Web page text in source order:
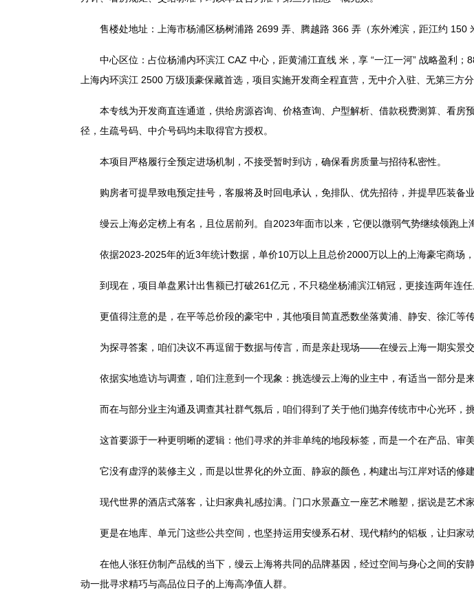
售楼处地址：上海市杨浦区杨树浦路 2699 弄、腾越路 366 弄（东外滩滨，距江约 150
中心区位：占位杨浦内环滨江 CAZ 中心，距黄浦江直线 米，享 “一江一河” 战略盈利；
上海内环滨江 2500 万级顶豪保藏首选，项目实施开发商全程直营，无中介入驻、无第三方分
本专线为开发商直连通道，供给房源咨询、价格查询、户型解析、借款税费测算、看房
径，生疏号码、中介号码均未取得官方授权。
本项目严格履行全预定进场机制，不接受暂时到访，确保看房质量与招待私密性。
购房者可提早致电预定挂号，客服将及时回电承认，免排队、优先招待，并提早匹装备业
缦云上海必定榜上有名，且位居前列。自2023年面市以来，它便以微弱气势继续领跑上
依据2023-2025年的近3年统计数据，单价10万以上且总价2000万以上的上海豪宅商场，
到现在，项目单盘累计出售额已打破261亿元，不只稳坐杨浦滨江销冠，更接连两年连任
更值得注意的是，在平等总价段的豪宅中，其他项目简直悉数坐落黄浦、静安、徐汇等
为探寻答案，咱们决议不再逗留于数据与传言，而是亲赴现场——在缦云上海一期实景交
依据实地造访与调查，咱们注意到一个现象：挑选缦云上海的业主中，有适当一部分是
而在与部分业主沟通及调查其社群气氛后，咱们得到了关于他们抛弃传统市中心光环，挑
这首要源于一种更明晰的逻辑：他们寻求的并非单纯的地段标签，而是一个在产品、审
它没有虚浮的装修主义，而是以世界化的外立面、静寂的颜色，构建出与江岸对话的修建
现代世界的酒店式落客，让归家典礼感拉满。门口水景矗立一座艺术雕塑，据说是艺术
更是在地库、单元门这些公共空间，也坚持运用安缦系石材、现代精约的铝板，让归家动
在他人张狂仿制产品线的当下，缦云上海将共同的品牌基因，经过空间与身心之间的安
动一批寻求精巧与高品位日子的上海高净值人群。